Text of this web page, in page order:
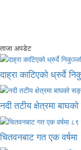
ताजा अपडेट
दाह्रा काटिएको ध्रुर्वे
नदी तटीय क्षेत्रमा
चितवनबाट गत एक